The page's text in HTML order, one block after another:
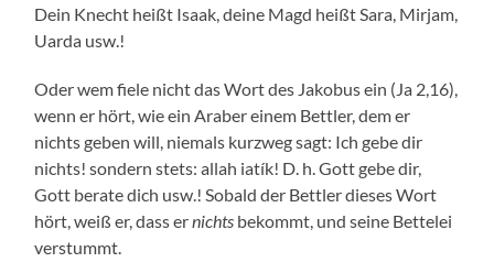
Dein Knecht heißt Isaak, deine Magd heißt Sara, Mirjam,
Uarda usw.!
Oder wem fiele nicht das Wort des Jakobus ein (Ja 2,16),
wenn er hört, wie ein Araber einem Bettler, dem er
nichts geben will, niemals kurzweg sagt: Ich gebe dir
nichts! sondern stets: allah iatík! D. h. Gott gebe dir,
Gott berate dich usw.! Sobald der Bettler dieses Wort
hört, weiß er, dass ernichts bekommt, und seine Bettelei
verstummt.